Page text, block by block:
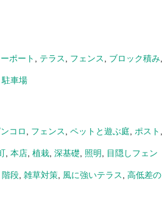
ポート テラス フェンス ブロック積み,
駐車場
コロ フェンス ペットと遊ぶ庭 ポスト
, 本店, 植栽, 深基礎 照明 目隠しフェン
階段, 雑草対策, 風に強いテラス 高低差の